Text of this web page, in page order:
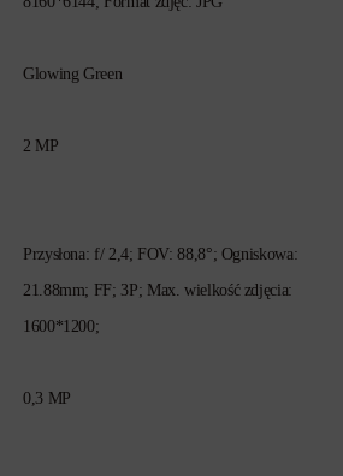
Glowing Green
2 MP
Przysłona: f/ 2,4; FOV: 88,8°; Ogniskowa:
21.88mm; FF; 3P; Max. wielkość zdjęcia:
1600*1200;
0,3 MP